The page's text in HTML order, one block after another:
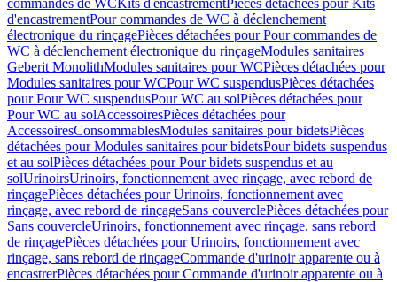
commandes de WCKits d'encastrementPièces détachées pour Kits
d'encastrementPour commandes de WC à déclenchement
électronique du rinçagePièces détachées pour Pour commandes de
WC à déclenchement électronique du rinçageModules sanitaires
Geberit MonolithModules sanitaires pour WCPièces détachées pour
Modules sanitaires pour WCPour WC suspendusPièces détachées
pour Pour WC suspendusPour WC au solPièces détachées pour
Pour WC au solAccessoiresPièces détachées pour
AccessoiresConsommablesModules sanitaires pour bidetsPièces
détachées pour Modules sanitaires pour bidetsPour bidets suspendus
et au solPièces détachées pour Pour bidets suspendus et au
solUrinoirsUrinoirs, fonctionnement avec rinçage, avec rebord de
rinçagePièces détachées pour Urinoirs, fonctionnement avec
rinçage, avec rebord de rinçageSans couverclePièces détachées pour
Sans couvercleUrinoirs, fonctionnement avec rinçage, sans rebord
de rinçagePièces détachées pour Urinoirs, fonctionnement avec
rinçage, sans rebord de rinçageCommande d'urinoir apparente ou à
encastrerPièces détachées pour Commande d'urinoir apparente ou à